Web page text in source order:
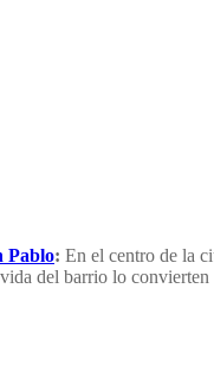
Pablo: En el centro de la
del barrio lo